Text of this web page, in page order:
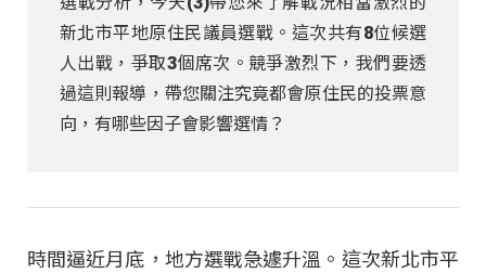
新北市平地原住民議員選戰。這次共有8位候選
人出戰，爭取3個席次。競爭激烈下，我們要透
過這則報導，帶您關注究竟都會原住民的投票意
向，有哪些因子會影響選情？
時間逼近月底，地方選戰急遽升溫。這次新北市平